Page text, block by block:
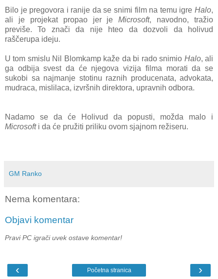
Bilo je pregovora i ranije da se snimi film na temu igre Halo,
ali je projekat propao jer jeMicrosoft, navodno, tražio
previše. To znači da nije hteo da dozvoli da holivud
raščerupa ideju.
U tom smislu Nil Blomkamp kaže da bi rado snimio Halo, ali
ga odbija svest da će njegova vizija filma morati da se
sukobi sa najmanje stotinu raznih producenata, advokata,
mudraca, mislilaca, izvršnih direktora, upravnih odbora.
Nadamo se da će Holivud da popusti, možda malo i
Microsoft i da će pružiti priliku ovom sjajnom režiseru.
GM Ranko
Nema komentara:
Objavi komentar
Pravi PC igrači uvek ostave komentar!
‹ ›
Početna stranica